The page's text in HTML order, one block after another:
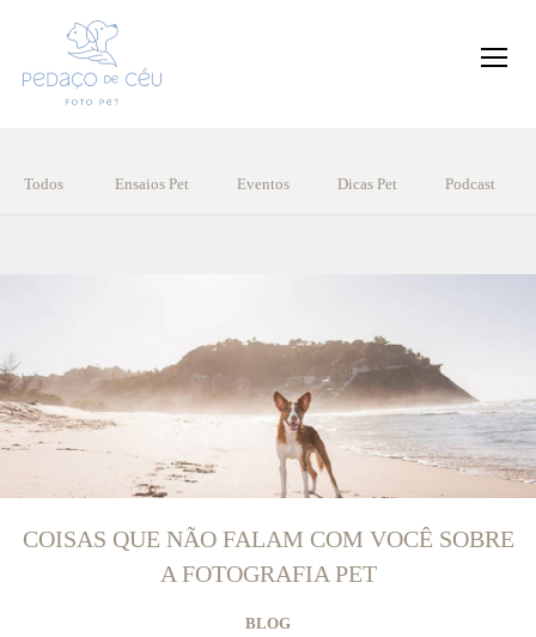
Todos Ensaios Pet Eventos Dicas Pet Podcast
COISAS QUE NÃO FALAM COM VOCÊ SOBRE
A FOTOGRAFIA PET
BLOG